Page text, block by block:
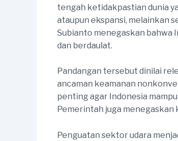
tengah ketidakpastian dunia
ataupun ekspansi, melainkan
Subianto menegaskan bahwa
dan berdaulat.
Pandangan tersebut dinilai
ancaman keamanan
penting agar Indonesia
Pemerintah juga
Penguatan sektor udara